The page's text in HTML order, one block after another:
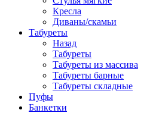
Кресла
Диваны/скамьи
Табуреты
Назад
Табуреты
Табуреты из массива
Табуреты барные
Табуреты складные
Пуфы
Банкетки